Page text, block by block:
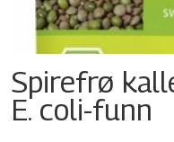
Spirefrø
E. coli-funn